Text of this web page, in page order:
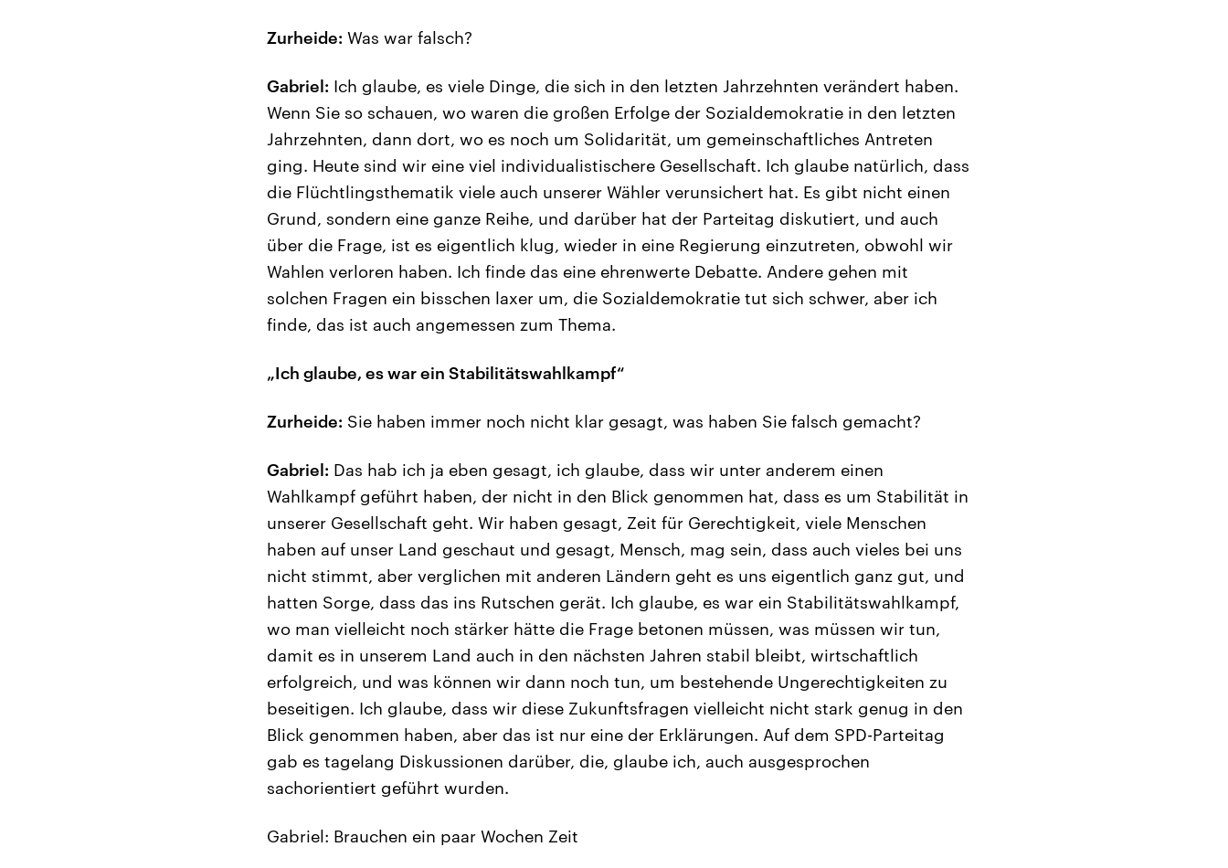
Zurheide: Was war falsch?
Gabriel: Ich glaube, es viele Dinge, die sich in den letzten Jahrzehnten verändert haben.
Wenn Sie so schauen, wo waren die großen Erfolge der Sozialdemokratie in den letzten
Jahrzehnten, dann dort, wo es noch um Solidarität, um gemeinschaftliches Antreten
ging. Heute sind wir eine viel individualistischere Gesellschaft. Ich glaube natürlich, dass
die Flüchtlingsthematik viele auch unserer Wähler verunsichert hat. Es gibt nicht einen
Grund, sondern eine ganze Reihe, und darüber hat der Parteitag diskutiert, und auch
über die Frage, ist es eigentlich klug, wieder in eine Regierung einzutreten, obwohl wir
Wahlen verloren haben. Ich finde das eine ehrenwerte Debatte. Andere gehen mit
solchen Fragen ein bisschen laxer um, die Sozialdemokratie tut sich schwer, aber ich
finde, das ist auch angemessen zum Thema.
„Ich glaube, es war ein Stabilitätswahlkampf“
Zurheide: Sie haben immer noch nicht klar gesagt, was haben Sie falsch gemacht?
Gabriel: Das hab ich ja eben gesagt, ich glaube, dass wir unter anderem einen
Wahlkampf geführt haben, der nicht in den Blick genommen hat, dass es um Stabilität in
unserer Gesellschaft geht. Wir haben gesagt, Zeit für Gerechtigkeit, viele Menschen
haben auf unser Land geschaut und gesagt, Mensch, mag sein, dass auch vieles bei uns
nicht stimmt, aber verglichen mit anderen Ländern geht es uns eigentlich ganz gut, und
hatten Sorge, dass das ins Rutschen gerät. Ich glaube, es war ein Stabilitätswahlkampf,
wo man vielleicht noch stärker hätte die Frage betonen müssen, was müssen wir tun,
damit es in unserem Land auch in den nächsten Jahren stabil bleibt, wirtschaftlich
erfolgreich, und was können wir dann noch tun, um bestehende Ungerechtigkeiten zu
beseitigen. Ich glaube, dass wir diese Zukunftsfragen vielleicht nicht stark genug in den
Blick genommen haben, aber das ist nur eine der Erklärungen. Auf dem SPD-Parteitag
gab es tagelang Diskussionen darüber, die, glaube ich, auch ausgesprochen
sachorientiert geführt wurden.
Gabriel: Brauchen ein paar Wochen Zeit